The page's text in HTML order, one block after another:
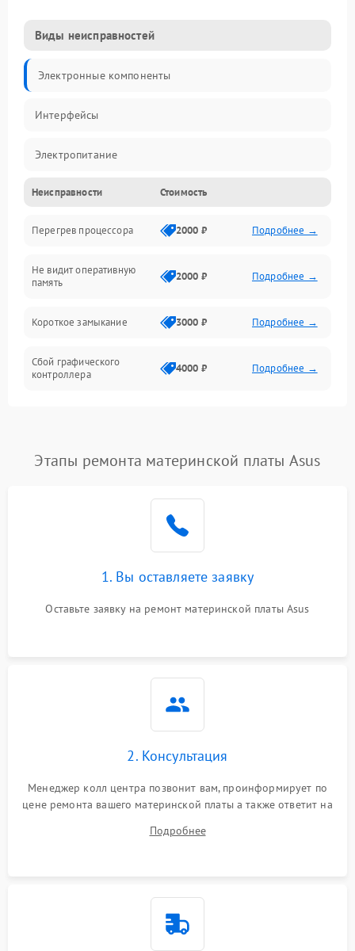
Виды неисправностей
Электронные компоненты
Интерфейсы
Электропитание
Корпус/Герметичность
Механика
ПО/Микропрограмма
Неисправности Стоимость
Перегрев процессора 2000 ₽ Подробнее →
Не видит оперативную
память
2000 ₽ Подробнее →
Короткое замыкание 3000 ₽ Подробнее →
Сбой графического
контроллера
4000 ₽ Подробнее →
Этапы ремонта материнской платы Asus
1. Вы оставляете заявку
Оставьте заявку на ремонт материнской платы Asus
2. Консультация
Менеджер колл центра позвонит вам, проинформирует по
цене ремонта вашего материнской платы а также ответит на
Подробнее